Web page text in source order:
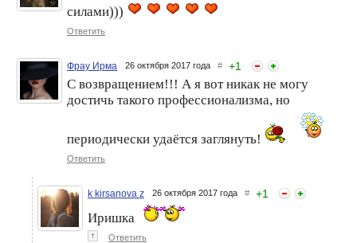
силами)))
Ответить
Фрау Ирма 26 октября 2017 года # +1
С возвращением!!! А я вот никак не могу
достичь такого профессионализма, но
периодически удаётся заглянуть!
Ответить
k kirsanova z 26 октября 2017 года # +1
Иришка
↑ Ответить